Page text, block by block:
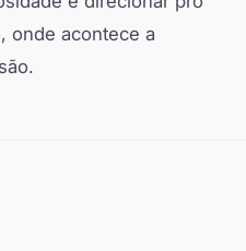
onde acontece a